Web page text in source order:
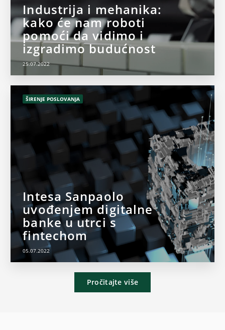
Industrija i mehanika:
kako će nam roboti
pomoći da vidimo i
izgradimo budućnost
25.07.2022
ŠIRENJE POSLOVANJA
Intesa Sanpaolo
uvođenjem digitalne
banke u utrci s
fintechom
05.07.2022
Pročitajte više